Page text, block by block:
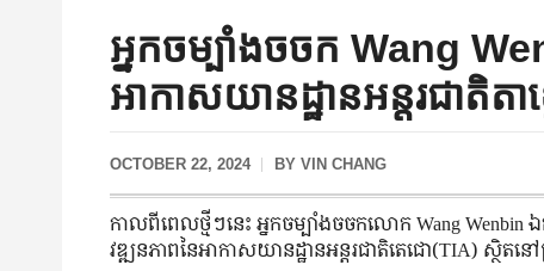
អ្នកចម្បាំងចចក Wang
អាកាសយានដ្ឋានអន្តរជាតិតា
OCTOBER 22, 2024 BY VIN CHANG
កាលពីពេលថ្មីៗនេះ អ្នកចម្បាំងចចកលោក Wang Wenbin
វឌ្ឍនភាពនៃអាកាសយានដ្ឋានអន្តរជាតិតេជោ​(TIA) ស្ថិតន